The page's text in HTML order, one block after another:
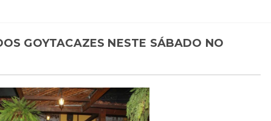
GOYTACAZES NESTE SÁBADO NO